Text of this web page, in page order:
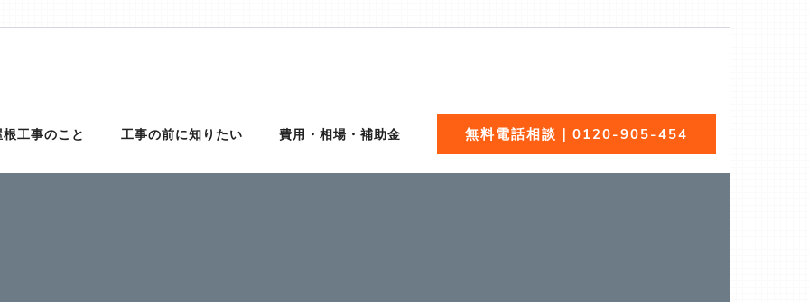
は【クイック屋根工事】
対応可能！適正金額での修理・工事だから安心！
根工事のこと 工事の前に知りたい 費用・相場・補助金 無料電話相談｜0120-905-454